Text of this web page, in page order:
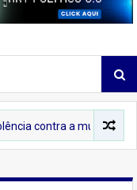
a mulher ao Centro de